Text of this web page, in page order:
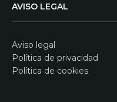
AVISO LEGAL
Aviso legal
Política de privacidad
Política de cookies